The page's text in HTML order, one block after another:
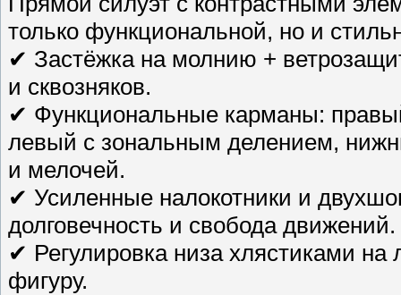
только функциональной, но и
✔ Застёжка на молнию +
и сквозняков.
✔ Функциональные карманы:
левый с зональным делением,
и мелочей.
✔ Усиленные налокотники и
долговечность и свобода движений.
✔ Регулировка низа хлястиками
фигуру.